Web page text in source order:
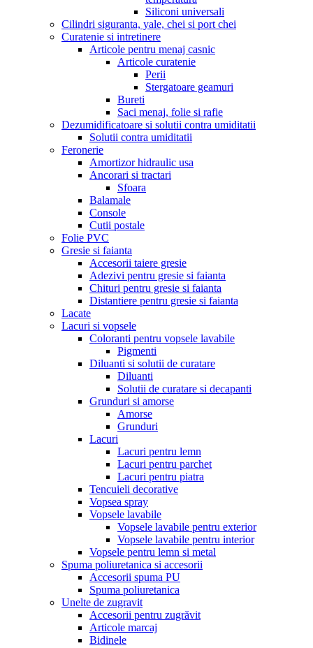
Siliconi universali
Cilindri siguranta, yale, chei si port chei
Curatenie si intretinere
Articole pentru menaj casnic
Articole curatenie
Perii
Stergatoare geamuri
Bureti
Saci menaj, folie si rafie
Dezumidificatoare si solutii contra umiditatii
Solutii contra umiditatii
Feronerie
Amortizor hidraulic usa
Ancorari si tractari
Sfoara
Balamale
Console
Cutii postale
Folie PVC
Gresie si faianta
Accesorii taiere gresie
Adezivi pentru gresie si faianta
Chituri pentru gresie si faianta
Distantiere pentru gresie si faianta
Lacate
Lacuri si vopsele
Coloranti pentru vopsele lavabile
Pigmenti
Diluanti si solutii de curatare
Diluanti
Solutii de curatare si decapanti
Grunduri si amorse
Amorse
Grunduri
Lacuri
Lacuri pentru lemn
Lacuri pentru parchet
Lacuri pentru piatra
Tencuieli decorative
Vopsea spray
Vopsele lavabile
Vopsele lavabile pentru exterior
Vopsele lavabile pentru interior
Vopsele pentru lemn si metal
Spuma poliuretanica si accesorii
Accesorii spuma PU
Spuma poliuretanica
Unelte de zugravit
Accesorii pentru zugrăvit
Articole marcaj
Bidinele